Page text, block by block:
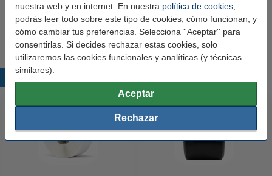
nuestra web y en internet. En nuestra política de cookies
podrás leer todo sobre este tipo de cookies, cómo funcionan, y
cómo cambiar tus preferencias. Selecciona ''Aceptar'' para
consentirlas. Si decides rechazar estas cookies, solo
utilizaremos las cookies funcionales y analíticas (y técnicas
similares).
Aceptar
Rechazar
Consejo
Le recomendamos que utilice estas etiquetas en lugar de las
etiquetas originales.